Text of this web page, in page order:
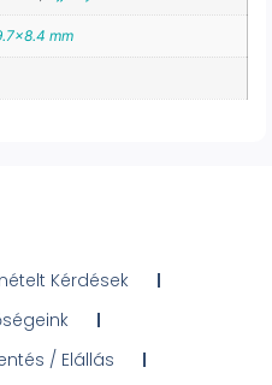
mm
Kérdések
/ Elállás